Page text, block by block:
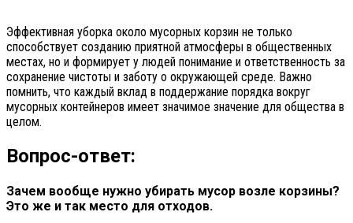
Эффективная уборка около мусорных корзин не только
способствует созданию приятной атмосферы в общественных
местах, но и формирует у людей понимание и ответственность за
сохранение чистоты и заботу о окружающей среде. Важно
помнить, что каждый вклад в поддержание порядка вокруг
мусорных контейнеров имеет значимое значение для общества в
целом.
Вопрос-ответ:
Зачем вообще нужно убирать мусор возле корзины?
Это же и так место для отходов.